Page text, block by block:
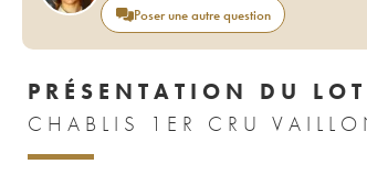
Poser une autre question
PRÉSENTATION DU LOT